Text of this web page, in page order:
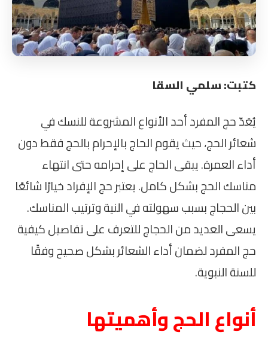
كتبت: سلمي السقا
يُعَدّ حج المفرد أحد الأنواع المشروعة للنسك في
شعائر الحج، حيث يقوم الحاج بالإحرام بالحج فقط دون
أداء العمرة. يبقى الحاج على إحرامه حتى انتهاء
مناسك الحج بشكل كامل. يعتبر حج الإفراد خيارًا شائعًا
بين الحجاج بسبب سهولته في النية وترتيب المناسك.
يسعى العديد من الحجاج للتعرف على تفاصيل كيفية
حج المفرد لضمان أداء الشعائر بشكل صحيح وفقًا
للسنة النبوية.
أنواع الحج وأهميتها